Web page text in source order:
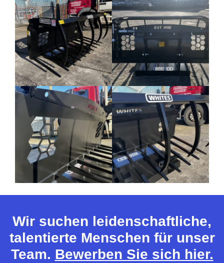
Wir suchen leidenschaftliche,
talentierte Menschen für unser
Team. Bewerben Sie sich hier.